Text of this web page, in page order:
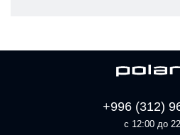
+996 (312)
с 12:00 до